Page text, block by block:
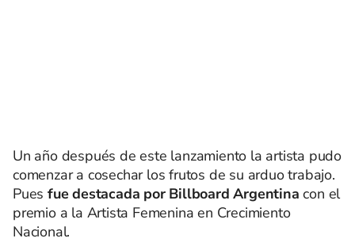
Un año después de este lanzamiento la artista pudo
comenzar a cosechar los frutos de su arduo trabajo.
Pues fue destacada por Billboard Argentina con el
premio a la Artista Femenina en Crecimiento
Nacional.